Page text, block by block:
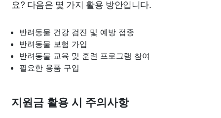
요? 다음은 몇 가지 활용 방안입니다.
반려동물 건강 검진 및 예방 접종
반려동물 보험 가입
반려동물 교육 및 훈련 프로그램 참여
필요한 용품 구입
지원금 활용 시 주의사항